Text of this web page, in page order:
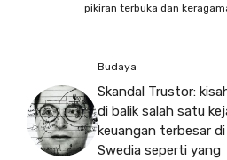
pikiran terbuka dan
Budaya
Skandal Trustor:
di balik salah satu
keuangan terbesar di
Swedia seperti yang